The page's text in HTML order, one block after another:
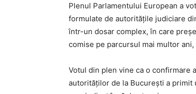
Plenul Parlamentului European a
formulate de autoritățile judiciare
într-un dosar complex, în care
comise pe parcursul mai multor
Votul din plen vine ca o confirmare
autorităților de la București a